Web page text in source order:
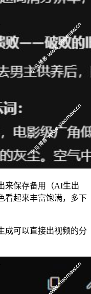
来保存备用（AI生出
看起来丰富饱满，多下
成可以直接出视频的分